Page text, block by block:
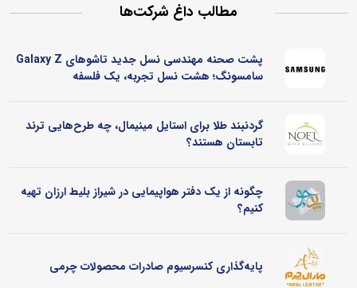
مطالب داغ شرکت‌ها
پشت صحنه مهندسی نسل جدید تاشوهای Galaxy Z
سامسونگ؛ هشت نسل تجربه، یک فلسفه
گردنبند طلا برای استایل مینیمال، چه طرح‌هایی ترند
تابستان هستند؟
چگونه از یک دفتر هواپیمایی در شیراز بلیط ارزان تهیه
کنیم؟
پایه‌گذاری کنسرسیوم صادرات محصولات چرمی